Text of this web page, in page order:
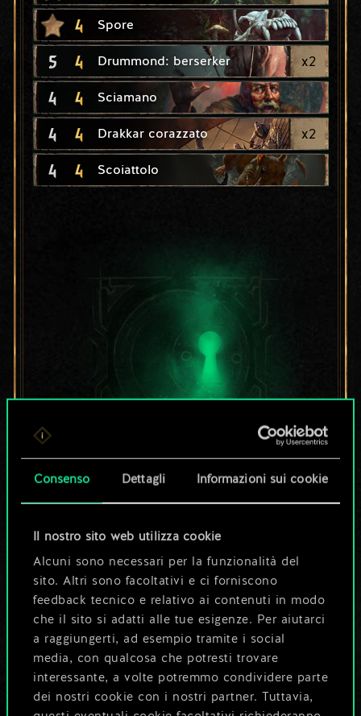
Consenso Dettagli Informazioni sui cookie
Il nostro sito web utilizza cookie
Alcuni sono necessari per la funzionalità del
sito. Altri sono facoltativi e ci forniscono
feedback tecnico e relativo ai contenuti in modo
che il sito si adatti alle tue esigenze. Per aiutarci
a raggiungerti, ad esempio tramite i social
media, con qualcosa che potresti trovare
interessante, a volte potremmo condividere parte
dei nostri cookie con i nostri partner. Tuttavia,
4 Spore
5 4 Drummond: berserker x2
4 4 Sciamano
4 4 Drakkar corazzato x2
4 4 Scoiattolo
Per ora, è solo un
condiviso.
Ma può diventare
molto altro!
Dai un nome al mazzo e crea una
guida